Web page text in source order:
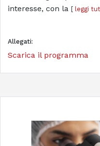
interesse, con la [ leggi
Allegati:
Scarica il programma